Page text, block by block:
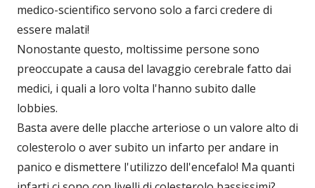
medico-scientifico servono solo a farci credere di
essere malati!
Nonostante questo, moltissime persone sono
preoccupate a causa del lavaggio cerebrale fatto dai
medici, i quali a loro volta l'hanno subito dalle
lobbies.
Basta avere delle placche arteriose o un valore alto di
colesterolo o aver subito un infarto per andare in
panico e dismettere l'utilizzo dell'encefalo! Ma quanti